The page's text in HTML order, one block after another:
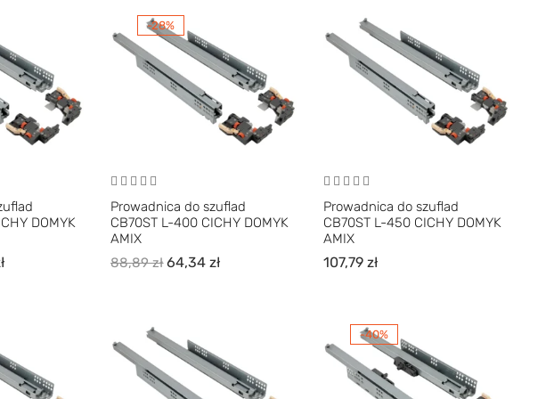
DOMYK
-28%
Prowadnica do szuflad
CB70ST L-400 CICHY DOMYK
AMIX
88,89zł 64,34zł
Prowadnica do szuflad
CB70ST L-450 CICHY DOMYK
AMIX
107,79zł
-40%